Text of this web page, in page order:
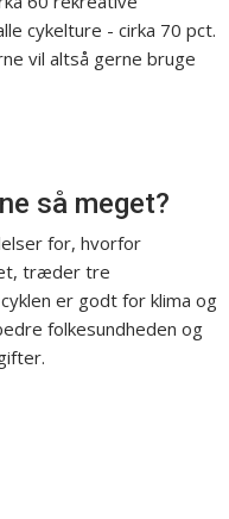
cykelture - cirka 70 pct.
vil altså gerne bruge
så meget?
for, hvorfor
træder tre
er godt for klima og
folkesundheden og